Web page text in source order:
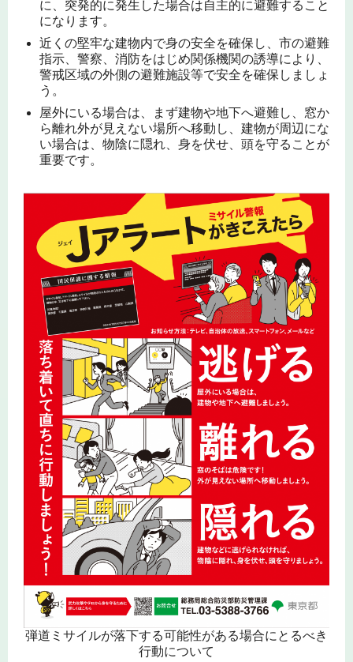
に、突発的に発生した場合は自主的に避難すること
になります。
近くの堅牢な建物内で身の安全を確保し、市の避難
指示、警察、消防をはじめ関係機関の誘導により、
警戒区域の外側の避難施設等で安全を確保しましょ
う。
屋外にいる場合は、まず建物や地下へ避難し、窓か
ら離れ外が見えない場所へ移動し、建物が周辺にな
い場合は、物陰に隠れ、身を伏せ、頭を守ることが
重要です。
弾道ミサイルが落下する可能性がある場合にとるべき
行動について